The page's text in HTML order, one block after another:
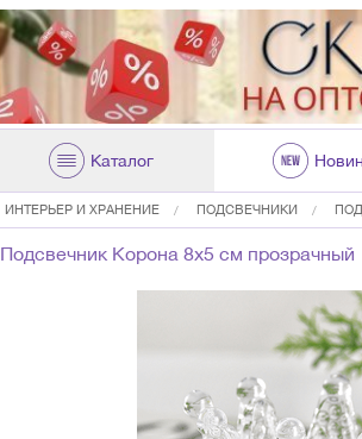
Каталог
ИНТЕРЬЕР И ХРАНЕНИЕ ПОДСВЕЧНИКИ
Подсвечник Корона 8х5 см прозрачный